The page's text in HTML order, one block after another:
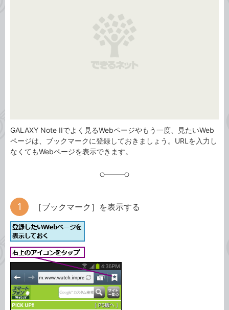
GALAXY Note IIでよく見るWebページやもう一度、見たいWeb
ページは、ブックマークに登録しておきましょう。URLを入力し
なくてもWebページを表示できます。
［ブックマーク］を表示する